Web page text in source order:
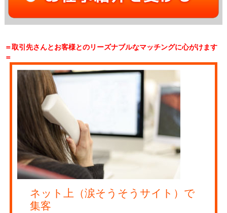
＝取引先さんとお客様とのリーズナブルなマッチングに心がけます
＝
ネット上（涙そうそうサイト）で
集客